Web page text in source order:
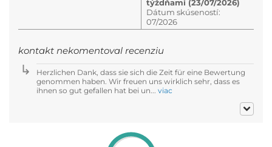
týždňami (23/07/2026)
Dátum skúseností:
07/2026
kontakt nekomentoval recenziu
Herzlichen Dank, dass sie sich die Zeit für eine Bewertung
genommen haben. Wir freuen uns wirklich sehr, dass es
ihnen so gut gefallen hat bei un... viac